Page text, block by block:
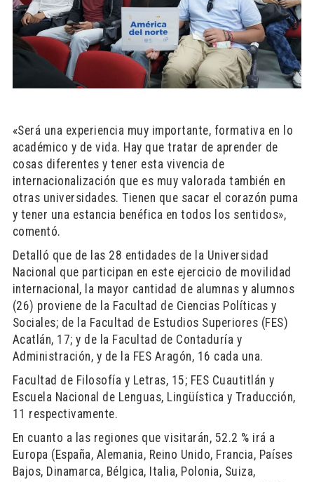
«Será una experiencia muy importante, formativa en lo
académico y de vida. Hay que tratar de aprender de
cosas diferentes y tener esta vivencia de
internacionalización que es muy valorada también en
otras universidades. Tienen que sacar el corazón puma
y tener una estancia benéfica en todos los sentidos»,
comentó.
Detalló que de las 28 entidades de la Universidad
Nacional que participan en este ejercicio de movilidad
internacional, la mayor cantidad de alumnas y alumnos
(26) proviene de la Facultad de Ciencias Políticas y
Sociales; de la Facultad de Estudios Superiores (FES)
Acatlán, 17; y de la Facultad de Contaduría y
Administración, y de la FES Aragón, 16 cada una.
Facultad de Filosofía y Letras, 15; FES Cuautitlán y
Escuela Nacional de Lenguas, Lingüística y Traducción,
11 respectivamente.
En cuanto a las regiones que visitarán, 52.2 % irá a
Europa (España, Alemania, Reino Unido, Francia, Países
Bajos, Dinamarca, Bélgica, Italia, Polonia, Suiza,